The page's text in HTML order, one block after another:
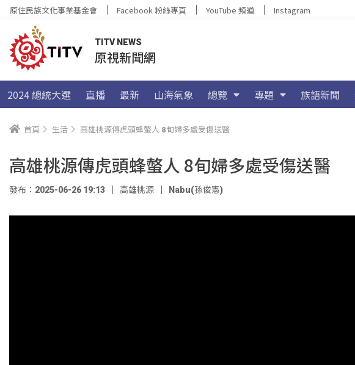
原住民族文化事業基金會 Facebook 粉絲專頁 YouTube 頻道 Instagram
TITV NEWS
原視新聞網
2024 總統大選 直播 最新 山海氣象 總覽 專題 族語新聞
首頁 生活 高雄桃源傳虎頭蜂螫人 8旬婦多處受傷送醫
高雄桃源傳虎頭蜂螫人 8旬婦多處受傷送醫
發布：2025-06-26 19:13 高雄桃源 Nabu(孫俊憲)